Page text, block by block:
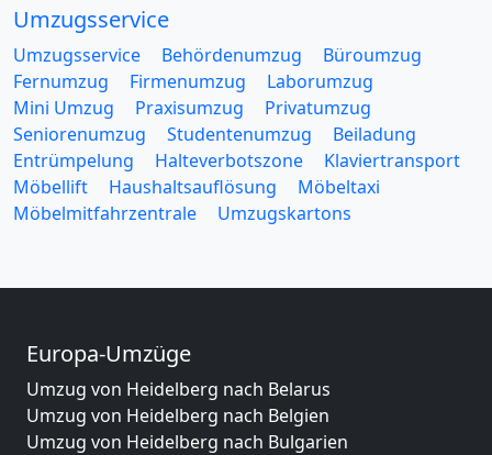
Umzugsservice
Umzugsservice Behördenumzug
Büroumzug
Fernumzug
Firmenumzug
Laborumzug
Mini Umzug
Praxisumzug
Privatumzug
Seniorenumzug
Studentenumzug
Beiladung
Entrümpelung
Halteverbotszone
Klaviertransport
Möbellift
Haushaltsauflösung
Möbeltaxi
Möbelmitfahrzentrale
Umzugskartons
Europa-Umzüge
Umzug von Heidelberg nach Belarus
Umzug von Heidelberg nach Belgien
Umzug von Heidelberg nach Bulgarien